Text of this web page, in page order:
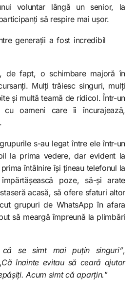
voluntar lângă un senior, la
să respire mai ușor.
generații a fost incredibil
de fapt, o schimbare majoră în
Mulți trăiesc singuri, mulți
și multă teamă de ridicol. Într-un
cu oameni care îi încurajează,
s-au legat între ele într-un
la prima vedere, dar evident la
întâlnire își țineau telefonul la
poze, să-și arate
acasă, să ofere sfaturi altor
grupuri de WhatsApp în afara
să meargă împreună la plimbări
că se simt mai puțin singuri”,
Că înainte evitau să ceară ajutor
Acum simt că aparțin.”